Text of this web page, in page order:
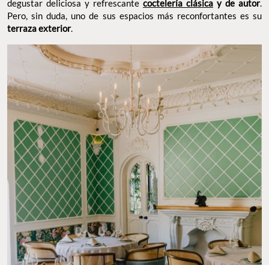
degustar deliciosa y refrescante coctelería clásica y de autor.
Pero, sin duda, uno de sus espacios más reconfortantes es su
terraza exterior.